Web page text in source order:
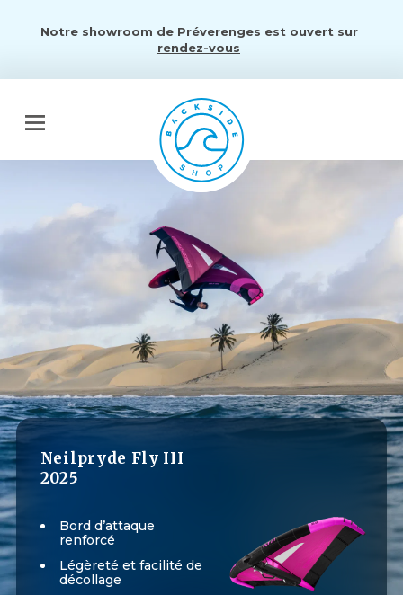
Notre showroom de Préverenges est ouvert sur
rendez-vous
Neilpryde Fly III
2025
Bord d’attaque
renforcé
Légèreté et facilité de
décollage